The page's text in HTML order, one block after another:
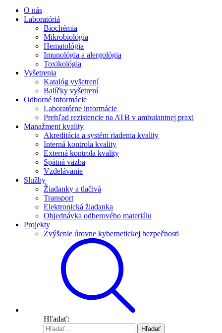
O nás
Laboratóriá
Biochémia
Mikrobiológia
Hematológia
Imunológia a alergológia
Toxikológia
Vyšetrenia
Katalóg vyšetrení
Balíčky vyšetrení
Odborné informácie
Laboratórne informácie
Prehľad rezistencie na ATB v ambulantnej praxi
Manažment kvality
Akreditácia a systém riadenia kvality
Interná kontrola kvality
Externá kontrola kvality
Spätná väzba
Vzdelávanie
Služby
Žiadanky a tlačivá
Transport
Elektronická žiadanka
Objednávka odberového materiálu
Projekty
Zvýšenie úrovne kybernetickej bezpečnosti
Hľadať:
Hľadať